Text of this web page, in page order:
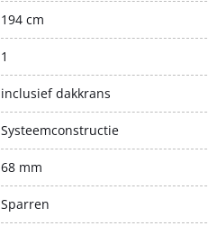
194 cm
1
inclusief dakkrans
Systeemconstructie
68 mm
Sparren